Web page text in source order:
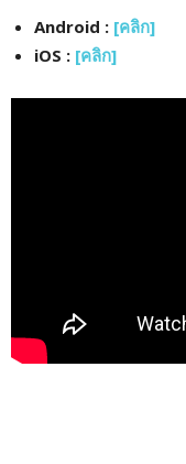
Android : [คลิก]
iOS : [คลิก]